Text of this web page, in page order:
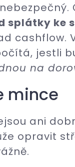
splátky ke
cashflow.
jestli
na
mince
ani
opravit